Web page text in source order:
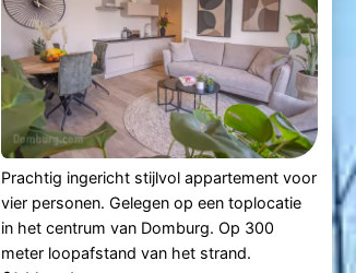
Prachtig ingericht stijlvol appartement voor
vier personen. Gelegen op een toplocatie
in het centrum van Domburg. Op 300
meter loopafstand van het strand.